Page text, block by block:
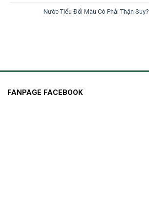
Nước Tiểu Đổi Màu Có Phải Thận Suy?
FANPAGE FACEBOOK